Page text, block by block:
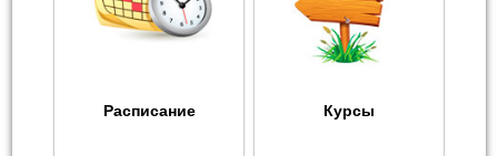
Расписание Курсы